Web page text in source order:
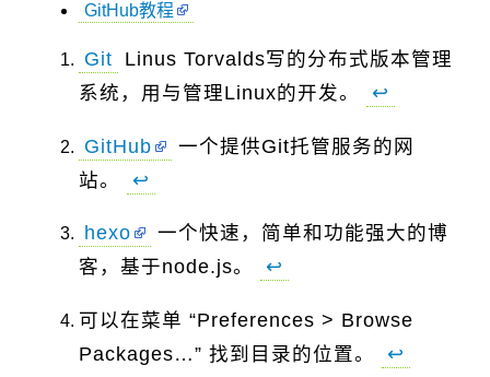
GitHub教程
Git
Linus Torvalds写的分布式版本管理
系统，用与管理Linux的开发。
↩
GitHub
一个提供Git托管服务的网
站。
↩
hexo
一个快速，简单和功能强大的博
客，基于node.js。
↩
可以在菜单 “Preferences > Browse
Packages…” 找到目录的位置。
↩